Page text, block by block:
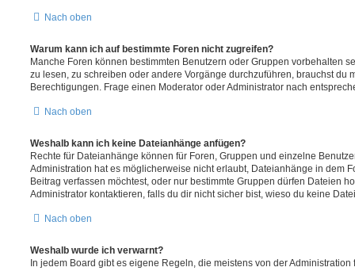
Nach oben
Warum kann ich auf bestimmte Foren nicht zugreifen?
Manche Foren können bestimmten Benutzern oder Gruppen vorbehalten
zu lesen, zu schreiben oder andere Vorgänge durchzuführen, brauchst du
Berechtigungen. Frage einen Moderator oder Administrator nach
Nach oben
Weshalb kann ich keine Dateianhänge anfügen?
Rechte für Dateianhänge können für Foren, Gruppen und einzelne
Administration hat es möglicherweise nicht erlaubt, Dateianhänge in dem
Beitrag verfassen möchtest, oder nur bestimmte Gruppen dürfen Dateien
Administrator kontaktieren, falls du dir nicht sicher bist, wieso du keine
Nach oben
Weshalb wurde ich verwarnt?
In jedem Board gibt es eigene Regeln, die meistens von der